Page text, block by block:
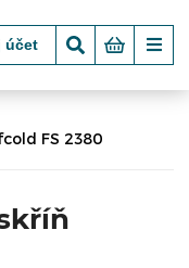
účet
FS 2380